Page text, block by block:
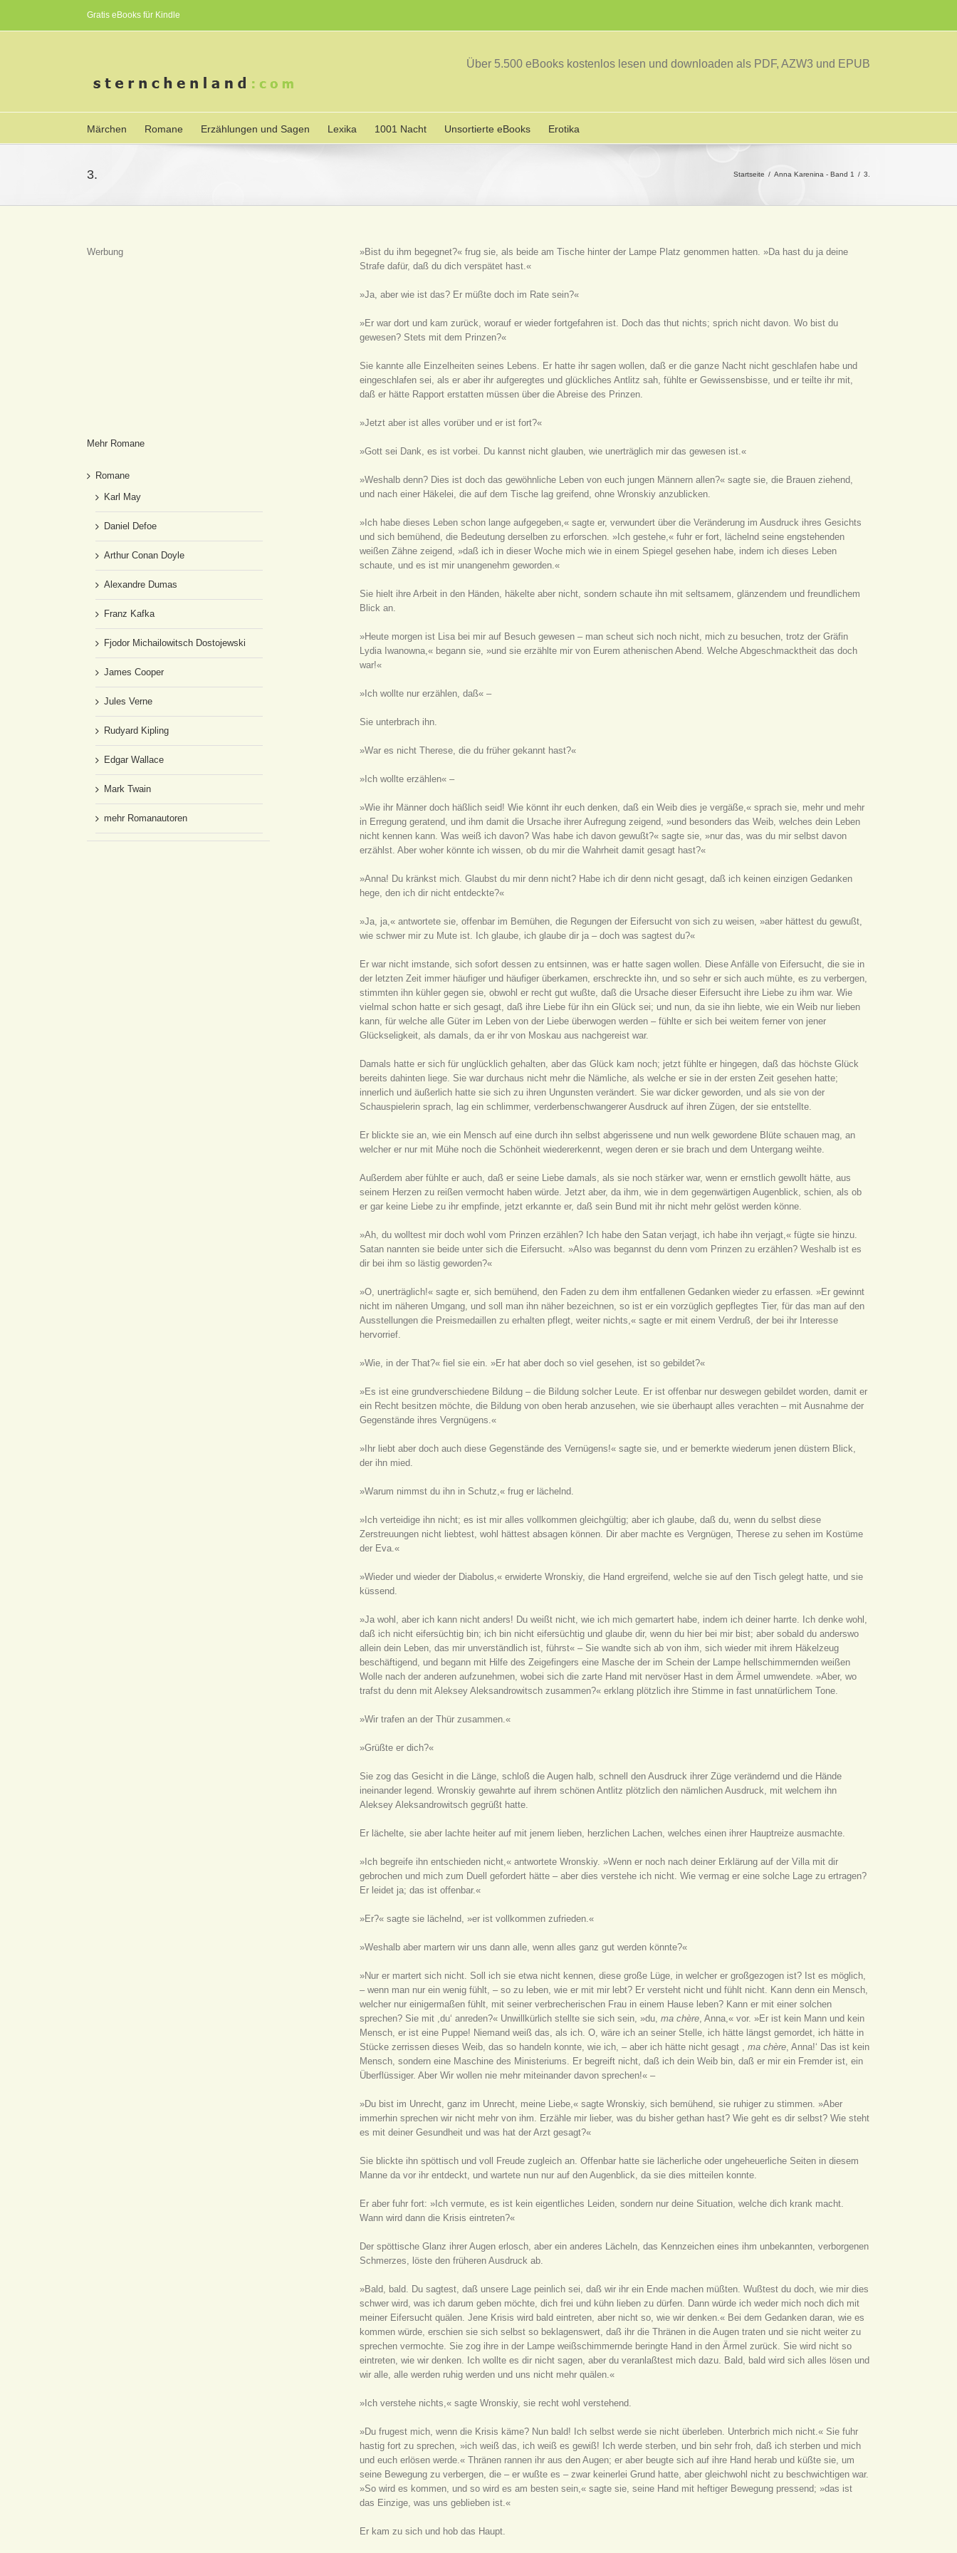
Gratis eBooks für Kindle
Über 5.500 eBooks kostenlos lesen und downloaden als PDF, AZW3 und EPUB
Märchen Romane Erzählungen und Sagen Lexika 1001 Nacht Unsortierte eBooks Erotika
3. Startseite Anna Karenina - Band 1 3.
»Bist du ihm begegnet?« frug sie, als beide am Tische hinter der Lampe Platz genommen hatten. »Da hast du ja deine
Strafe dafür, daß du dich verspätet hast.«
»Ja, aber wie ist das? Er müßte doch im Rate sein?«
»Er war dort und kam zurück, worauf er wieder fortgefahren ist. Doch das thut nichts; sprich nicht davon. Wo bist du
gewesen? Stets mit dem Prinzen?«
Sie kannte alle Einzelheiten seines Lebens. Er hatte ihr sagen wollen, daß er die ganze Nacht nicht geschlafen habe und
eingeschlafen sei, als er aber ihr aufgeregtes und glückliches Antlitz sah, fühlte er Gewissensbisse, und er teilte ihr mit,
daß er hätte Rapport erstatten müssen über die Abreise des Prinzen.
»Jetzt aber ist alles vorüber und er ist fort?«
»Gott sei Dank, es ist vorbei. Du kannst nicht glauben, wie unerträglich mir das gewesen ist.«
»Weshalb denn? Dies ist doch das gewöhnliche Leben von euch jungen Männern allen?« sagte sie, die Brauen ziehend,
und nach einer Häkelei, die auf dem Tische lag greifend, ohne Wronskiy anzublicken.
»Ich habe dieses Leben schon lange aufgegeben,« sagte er, verwundert über die Veränderung im Ausdruck ihres Gesichts
und sich bemühend, die Bedeutung derselben zu erforschen. »Ich gestehe,« fuhr er fort, lächelnd seine engstehenden
weißen Zähne zeigend, »daß ich in dieser Woche mich wie in einem Spiegel gesehen habe, indem ich dieses Leben
schaute, und es ist mir unangenehm geworden.«
Sie hielt ihre Arbeit in den Händen, häkelte aber nicht, sondern schaute ihn mit seltsamem, glänzendem und freundlichem
Blick an.
»Heute morgen ist Lisa bei mir auf Besuch gewesen – man scheut sich noch nicht, mich zu besuchen, trotz der Gräfin
Lydia Iwanowna,« begann sie, »und sie erzählte mir von Eurem athenischen Abend. Welche Abgeschmacktheit das doch
war!«
»Ich wollte nur erzählen, daß« –
Sie unterbrach ihn.
»War es nicht Therese, die du früher gekannt hast?«
»Ich wollte erzählen« –
»Wie ihr Männer doch häßlich seid! Wie könnt ihr euch denken, daß ein Weib dies je vergäße,« sprach sie, mehr und mehr
in Erregung geratend, und ihm damit die Ursache ihrer Aufregung zeigend, »und besonders das Weib, welches dein Leben
nicht kennen kann. Was weiß ich davon? Was habe ich davon gewußt?« sagte sie, »nur das, was du mir selbst davon
erzählst. Aber woher könnte ich wissen, ob du mir die Wahrheit damit gesagt hast?«
»Anna! Du kränkst mich. Glaubst du mir denn nicht? Habe ich dir denn nicht gesagt, daß ich keinen einzigen Gedanken
hege, den ich dir nicht entdeckte?«
»Ja, ja,« antwortete sie, offenbar im Bemühen, die Regungen der Eifersucht von sich zu weisen, »aber hättest du gewußt,
wie schwer mir zu Mute ist. Ich glaube, ich glaube dir ja – doch was sagtest du?«
Er war nicht imstande, sich sofort dessen zu entsinnen, was er hatte sagen wollen. Diese Anfälle von Eifersucht, die sie in
der letzten Zeit immer häufiger und häufiger überkamen, erschreckte ihn, und so sehr er sich auch mühte, es zu verbergen,
stimmten ihn kühler gegen sie, obwohl er recht gut wußte, daß die Ursache dieser Eifersucht ihre Liebe zu ihm war. Wie
vielmal schon hatte er sich gesagt, daß ihre Liebe für ihn ein Glück sei; und nun, da sie ihn liebte, wie ein Weib nur lieben
kann, für welche alle Güter im Leben von der Liebe überwogen werden – fühlte er sich bei weitem ferner von jener
Glückseligkeit, als damals, da er ihr von Moskau aus nachgereist war.
Damals hatte er sich für unglücklich gehalten, aber das Glück kam noch; jetzt fühlte er hingegen, daß das höchste Glück
bereits dahinten liege. Sie war durchaus nicht mehr die Nämliche, als welche er sie in der ersten Zeit gesehen hatte;
innerlich und äußerlich hatte sie sich zu ihren Ungunsten verändert. Sie war dicker geworden, und als sie von der
Schauspielerin sprach, lag ein schlimmer, verderbenschwangerer Ausdruck auf ihren Zügen, der sie entstellte.
Er blickte sie an, wie ein Mensch auf eine durch ihn selbst abgerissene und nun welk gewordene Blüte schauen mag, an
welcher er nur mit Mühe noch die Schönheit wiedererkennt, wegen deren er sie brach und dem Untergang weihte.
Außerdem aber fühlte er auch, daß er seine Liebe damals, als sie noch stärker war, wenn er ernstlich gewollt hätte, aus
seinem Herzen zu reißen vermocht haben würde. Jetzt aber, da ihm, wie in dem gegenwärtigen Augenblick, schien, als ob
er gar keine Liebe zu ihr empfinde, jetzt erkannte er, daß sein Bund mit ihr nicht mehr gelöst werden könne.
»Ah, du wolltest mir doch wohl vom Prinzen erzählen? Ich habe den Satan verjagt, ich habe ihn verjagt,« fügte sie hinzu.
Satan nannten sie beide unter sich die Eifersucht. »Also was begannst du denn vom Prinzen zu erzählen? Weshalb ist es
dir bei ihm so lästig geworden?«
»O, unerträglich!« sagte er, sich bemühend, den Faden zu dem ihm entfallenen Gedanken wieder zu erfassen. »Er gewinnt
nicht im näheren Umgang, und soll man ihn näher bezeichnen, so ist er ein vorzüglich gepflegtes Tier, für das man auf den
Ausstellungen die Preismedaillen zu erhalten pflegt, weiter nichts,« sagte er mit einem Verdruß, der bei ihr Interesse
hervorrief.
»Wie, in der That?« fiel sie ein. »Er hat aber doch so viel gesehen, ist so gebildet?«
»Es ist eine grundverschiedene Bildung – die Bildung solcher Leute. Er ist offenbar nur deswegen gebildet worden, damit er
ein Recht besitzen möchte, die Bildung von oben herab anzusehen, wie sie überhaupt alles verachten – mit Ausnahme der
Gegenstände ihres Vergnügens.«
»Ihr liebt aber doch auch diese Gegenstände des Vernügens!« sagte sie, und er bemerkte wiederum jenen düstern Blick,
der ihn mied.
»Warum nimmst du ihn in Schutz,« frug er lächelnd.
»Ich verteidige ihn nicht; es ist mir alles vollkommen gleichgültig; aber ich glaube, daß du, wenn du selbst diese
Zerstreuungen nicht liebtest, wohl hättest absagen können. Dir aber machte es Vergnügen, Therese zu sehen im Kostüme
der Eva.«
»Wieder und wieder der Diabolus,« erwiderte Wronskiy, die Hand ergreifend, welche sie auf den Tisch gelegt hatte, und sie
küssend.
»Ja wohl, aber ich kann nicht anders! Du weißt nicht, wie ich mich gemartert habe, indem ich deiner harrte. Ich denke wohl,
daß ich nicht eifersüchtig bin; ich bin nicht eifersüchtig und glaube dir, wenn du hier bei mir bist; aber sobald du anderswo
allein dein Leben, das mir unverständlich ist, führst« – Sie wandte sich ab von ihm, sich wieder mit ihrem Häkelzeug
beschäftigend, und begann mit Hilfe des Zeigefingers eine Masche der im Schein der Lampe hellschimmernden weißen
Wolle nach der anderen aufzunehmen, wobei sich die zarte Hand mit nervöser Hast in dem Ärmel umwendete. »Aber, wo
trafst du denn mit Aleksey Aleksandrowitsch zusammen?« erklang plötzlich ihre Stimme in fast unnatürlichem Tone.
»Wir trafen an der Thür zusammen.«
»Grüßte er dich?«
Sie zog das Gesicht in die Länge, schloß die Augen halb, schnell den Ausdruck ihrer Züge verändernd und die Hände
ineinander legend. Wronskiy gewahrte auf ihrem schönen Antlitz plötzlich den nämlichen Ausdruck, mit welchem ihn
Aleksey Aleksandrowitsch gegrüßt hatte.
Er lächelte, sie aber lachte heiter auf mit jenem lieben, herzlichen Lachen, welches einen ihrer Hauptreize ausmachte.
»Ich begreife ihn entschieden nicht,« antwortete Wronskiy. »Wenn er noch nach deiner Erklärung auf der Villa mit dir
gebrochen und mich zum Duell gefordert hätte – aber dies verstehe ich nicht. Wie vermag er eine solche Lage zu ertragen?
Er leidet ja; das ist offenbar.«
»Er?« sagte sie lächelnd, »er ist vollkommen zufrieden.«
»Weshalb aber martern wir uns dann alle, wenn alles ganz gut werden könnte?«
»Nur er martert sich nicht. Soll ich sie etwa nicht kennen, diese große Lüge, in welcher er großgezogen ist? Ist es möglich,
– wenn man nur ein wenig fühlt, – so zu leben, wie er mit mir lebt? Er versteht nicht und fühlt nicht. Kann denn ein Mensch,
welcher nur einigermaßen fühlt, mit seiner verbrecherischen Frau in einem Hause leben? Kann er mit einer solchen
sprechen? Sie mit ,du‘ anreden?« Unwillkürlich stellte sie sich sein, »du,ma chère, Anna,« vor. »Er ist kein Mann und kein
Mensch, er ist eine Puppe! Niemand weiß das, als ich. O, wäre ich an seiner Stelle, ich hätte längst gemordet, ich hätte in
Stücke zerrissen dieses Weib, das so handeln konnte, wie ich, – aber ich hätte nicht gesagt ,ma chère, Anna!‘ Das ist kein
Mensch, sondern eine Maschine des Ministeriums. Er begreift nicht, daß ich dein Weib bin, daß er mir ein Fremder ist, ein
Überflüssiger. Aber Wir wollen nie mehr miteinander davon sprechen!« –
»Du bist im Unrecht, ganz im Unrecht, meine Liebe,« sagte Wronskiy, sich bemühend, sie ruhiger zu stimmen. »Aber
immerhin sprechen wir nicht mehr von ihm. Erzähle mir lieber, was du bisher gethan hast? Wie geht es dir selbst? Wie steht
es mit deiner Gesundheit und was hat der Arzt gesagt?«
Sie blickte ihn spöttisch und voll Freude zugleich an. Offenbar hatte sie lächerliche oder ungeheuerliche Seiten in diesem
Manne da vor ihr entdeckt, und wartete nun nur auf den Augenblick, da sie dies mitteilen konnte.
Er aber fuhr fort: »Ich vermute, es ist kein eigentliches Leiden, sondern nur deine Situation, welche dich krank macht.
Wann wird dann die Krisis eintreten?«
Der spöttische Glanz ihrer Augen erlosch, aber ein anderes Lächeln, das Kennzeichen eines ihm unbekannten, verborgenen
Schmerzes, löste den früheren Ausdruck ab.
»Bald, bald. Du sagtest, daß unsere Lage peinlich sei, daß wir ihr ein Ende machen müßten. Wußtest du doch, wie mir dies
schwer wird, was ich darum geben möchte, dich frei und kühn lieben zu dürfen. Dann würde ich weder mich noch dich mit
meiner Eifersucht quälen. Jene Krisis wird bald eintreten, aber nicht so, wie wir denken.« Bei dem Gedanken daran, wie es
kommen würde, erschien sie sich selbst so beklagenswert, daß ihr die Thränen in die Augen traten und sie nicht weiter zu
sprechen vermochte. Sie zog ihre in der Lampe weißschimmernde beringte Hand in den Ärmel zurück. Sie wird nicht so
eintreten, wie wir denken. Ich wollte es dir nicht sagen, aber du veranlaßtest mich dazu. Bald, bald wird sich alles lösen und
wir alle, alle werden ruhig werden und uns nicht mehr quälen.«
»Ich verstehe nichts,« sagte Wronskiy, sie recht wohl verstehend.
»Du frugest mich, wenn die Krisis käme? Nun bald! Ich selbst werde sie nicht überleben. Unterbrich mich nicht.« Sie fuhr
hastig fort zu sprechen, »ich weiß das, ich weiß es gewiß! Ich werde sterben, und bin sehr froh, daß ich sterben und mich
und euch erlösen werde.« Thränen rannen ihr aus den Augen; er aber beugte sich auf ihre Hand herab und küßte sie, um
seine Bewegung zu verbergen, die – er wußte es – zwar keinerlei Grund hatte, aber gleichwohl nicht zu beschwichtigen war.
»So wird es kommen, und so wird es am besten sein,« sagte sie, seine Hand mit heftiger Bewegung pressend; »das ist
das Einzige, was uns geblieben ist.«
Er kam zu sich und hob das Haupt.
Werbung
Mehr Romane
Romane
Karl May
Daniel Defoe
Arthur Conan Doyle
Alexandre Dumas
Franz Kafka
Fjodor Michailowitsch Dostojewski
James Cooper
Jules Verne
Rudyard Kipling
Edgar Wallace
Mark Twain
mehr Romanautoren